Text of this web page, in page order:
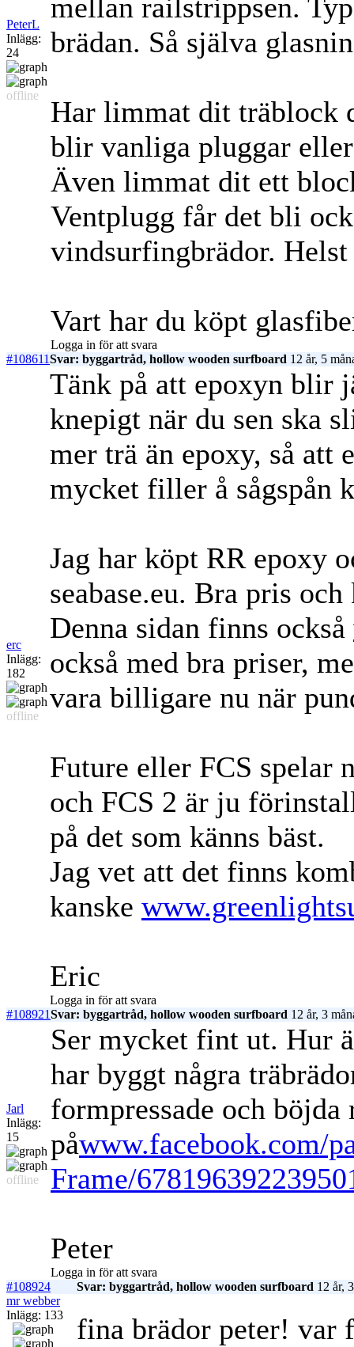
PeterL
Inlägg:
24
offline
mellan railstrippsen.
brädan. Så själva
Har limmat dit träblock
blir vanliga pluggar
Även limmat dit ett
Ventplugg får det bli
vindsurfingbrädor.
Vart har du köpt
Logga in för att svara
#108611Svar: byggartråd, hollow wooden surfboard 12 år, 5
erc
Inlägg:
182
offline
Tänk på att epoxyn blir
knepigt när du sen ska
mer trä än epoxy, så att
mycket filler å sågspån
Jag har köpt RR epoxy
seabase.eu. Bra pris
Denna sidan finns också
också med bra priser,
vara billigare nu när
Future eller FCS spelar
och FCS 2 är ju
på det som känns bäst.
Jag vet att det finns
kanske
Eric
Logga in för att svara
#108921Svar: byggartråd, hollow wooden surfboard 12 år, 3
Jarl
Inlägg:
15
offline
Ser mycket fint ut. Hur
har byggt några
formpressade och
påwww.facebook.com/
Frame/
Peter
Logga in för att svara
#108924
Svar: byggartråd, hollow wooden surfboard 12 år,
mr webber
Inlägg: 133
fina brädor peter! var